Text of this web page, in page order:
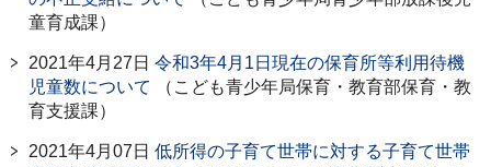
童育成課）
2021年4月27日 令和3年4月1日現在の保育所等利用待機
児童数について
（こども青少年局保育・教育部保育・教
育支援課）
2021年4月07日 低所得の子育て世帯に対する子育て世帯